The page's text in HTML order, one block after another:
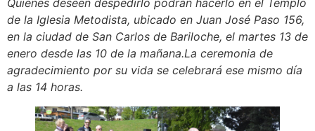
Quienes deseen despedirlo podrán hacerlo en el Templo
de la Iglesia Metodista, ubicado en Juan José Paso 156,
en la ciudad de San Carlos de Bariloche, el martes 13 de
enero desde las 10 de la mañana.La ceremonia de
agradecimiento por su vida se celebrará ese mismo día
a las 14 horas.